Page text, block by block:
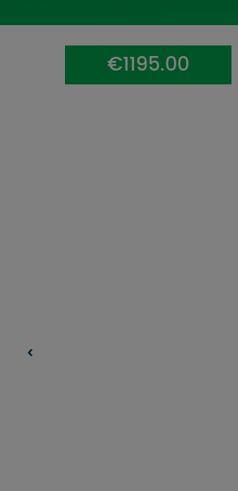
IMPRO KONKURSI€1195.00